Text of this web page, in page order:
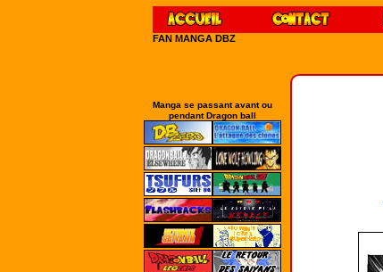
FAN MANGA DBZ
Manga se passant avant ou
pendant Dragon ball